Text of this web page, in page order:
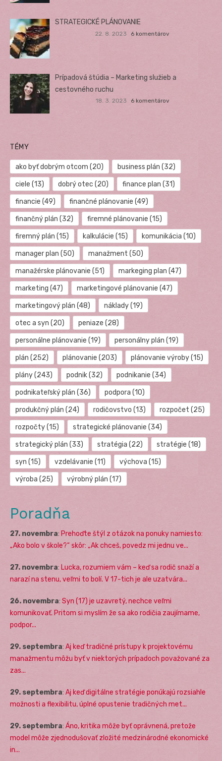
STRATEGICKÉ PLÁNOVANIE
22. 8. 2023 6 komentárov
Prípadová štúdia – Marketing služieb a
cestovného ruchu
18. 3. 2023 6 komentárov
TÉMY
ako byť dobrým otcom (20) business plán (32)
ciele (13) dobrý otec (20) finance plan (31)
financie (49) finančné plánovanie (49)
finančný plán (32) firemné plánovanie (15)
firemný plán (15) kalkulácie (15) komunikácia (10)
manager plan (50) manažment (50)
manažérske plánovanie (51) markeging plan (47)
marketing (47) marketingové plánovanie (47)
marketingový plán (48) náklady(19)
otec a syn (20) peniaze (28)
personálne plánovanie (19) personálny plán (19)
plán (252) plánovanie (203) plánovanie výroby(15)
plány(243) podnik(32) podnikanie (34)
podnikateľský plán (36) podpora (10)
produkčný plán (24) rodičovstvo (13) rozpočet (25)
rozpočty(15) strategické plánovanie (34)
strategický plán (33) stratégia (22) stratégie (18)
syn (15) vzdelávanie (11) výchova (15)
výroba (25) výrobný plán (17)
Poradňa
27. novembra: Prehoďte štýl z otázok na ponuky namiesto:
„Ako bolo v škole?“ skôr: „Ak chceš, povedz mi jednu ve...
27. novembra: Lucka, rozumiem vám – keď sa rodič snaží a
narazí na stenu, veľmi to bolí. V 17-tich je ale uzatvára...
26. novembra: Syn (17) je uzavretý, nechce veľmi
komunikovať. Pritom si myslím že sa ako rodičia zaujímame,
podpor...
29. septembra: Aj keď tradičné prístupy k projektovému
manažmentu môžu byť v niektorých prípadoch považované za
zas...
29. septembra: Aj keď digitálne stratégie ponúkajú rozsiahle
možnosti a flexibilitu, úplné opustenie tradičných met...
29. septembra: Áno, kritika môže byť oprávnená, pretože
model môže zjednodušovať zložité medzinárodné ekonomické
in...